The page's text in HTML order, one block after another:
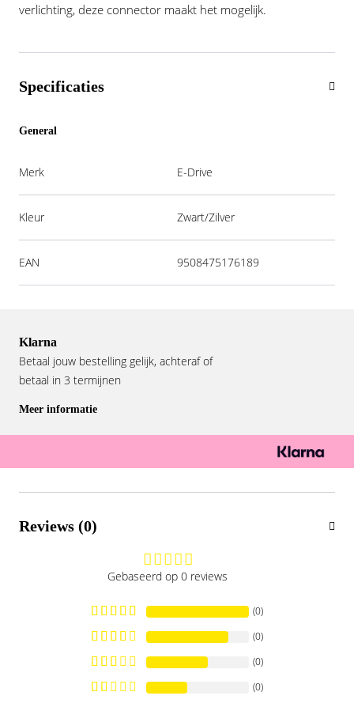
verlichting, deze connector maakt het mogelijk.
Specificaties
General
Merk E-Drive
Kleur Zwart/Zilver
EAN 9508475176189
Klarna
Betaal jouw bestelling gelijk, achteraf of
betaal in 3 termijnen
Meer informatie
Reviews (0)
Gebaseerd op 0 reviews
(0)
(0)
(0)
(0)